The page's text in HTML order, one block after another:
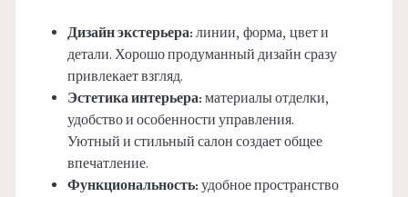
Дизайн экстерьера: линии, форма, цвет и
детали. Хорошо продуманный дизайн сразу
привлекает взгляд.
Эстетика интерьера: материалы отделки,
удобство и особенности управления.
Уютный и стильный салон создает общее
впечатление.
Функциональность: удобное пространство